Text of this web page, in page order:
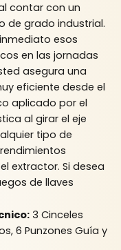
contar con un
de grado industrial.
esos
en las jornadas
asegura una
eficiente desde el
aplicado por el
al girar el eje
tipo de
extractor. Si desea
de llaves
3 Cinceles
6 Punzones Guía y